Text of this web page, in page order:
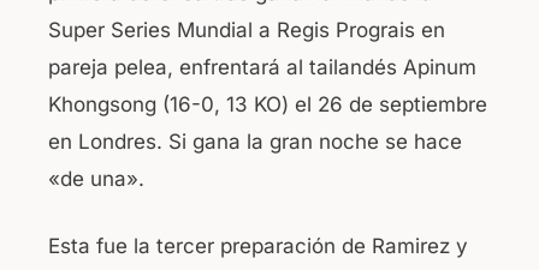
Super Series Mundial a Regis Prograis en
pareja pelea, enfrentará al tailandés Apinum
Khongsong (16-0, 13 KO) el 26 de septiembre
en Londres. Si gana la gran noche se hace
«de una».
Esta fue la tercer preparación de Ramirez y